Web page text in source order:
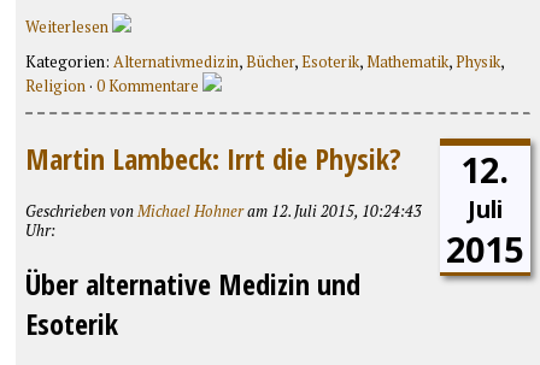
Weiterlesen
Kategorien: Alternativmedizin,Bücher,Esoterik,Mathematik,Physik,
Religion· 0 Kommentare
12.
Juli
2015
Martin Lambeck: Irrt die Physik?
Geschrieben vonMichael Hohneram 12. Juli 2015, 10:24:43
Uhr:
Über alternative Medizin und
Esoterik